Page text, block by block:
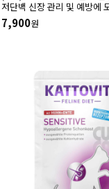
저단백 신장 관리 및 예방에
7,900원